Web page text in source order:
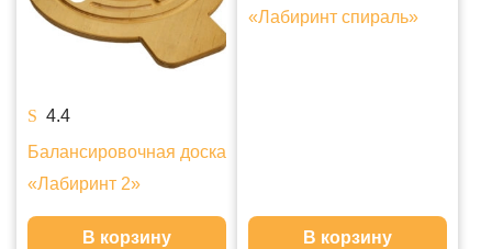
4.4
Балансировочная доска
«Лабиринт 2»
В корзину
«Лабиринт спираль»
В корзину